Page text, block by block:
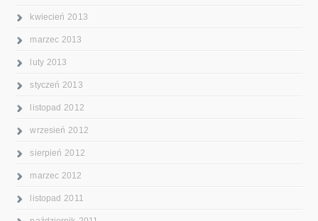
kwiecień 2013
marzec 2013
luty 2013
styczeń 2013
listopad 2012
wrzesień 2012
sierpień 2012
marzec 2012
listopad 2011